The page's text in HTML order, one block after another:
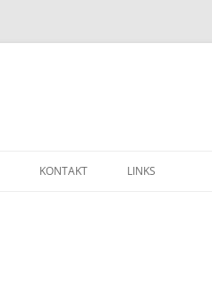
KONTAKT LINKS